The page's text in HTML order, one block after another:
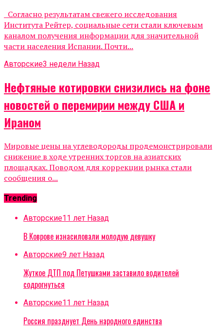
Согласно результатам свежего исследования
Института Рейтер, социальные сети стали ключевым
каналом получения информации для значительной
части населения Испании. Почти...
Авторские3 недели Назад
Нефтяные котировки снизились на фоне
новостей о перемирии между США и
Ираном
Мировые цены на углеводороды продемонстрировали
снижение в ходе утренних торгов на азиатских
площадках. Поводом для коррекции рынка стали
сообщения о...
Trending
Авторские11 лет Назад
В Коврове изнасиловали молодую девушку
Авторские9 лет Назад
Жуткое ДТП под Петушками заставило водителей
содрогнуться
Авторские11 лет Назад
Россия празднует День народного единства